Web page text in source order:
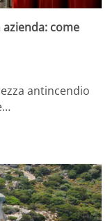
come
antincendio